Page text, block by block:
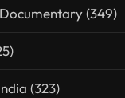
(349)
(323)